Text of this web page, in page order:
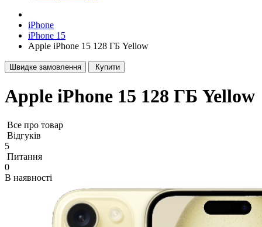
iPhone
iPhone 15
Apple iPhone 15 128 ГБ Yellow
Швидке замовлення Купити
Apple iPhone 15 128 ГБ Yellow
Все про товар
Відгуків
5
Питання
0
В наявності